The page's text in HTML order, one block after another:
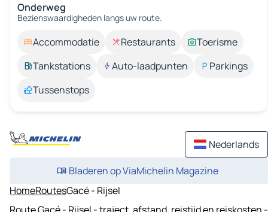
Onderweg
Bezienswaardigheden langs uw route.
Accommodatie Restaurants
Toerisme
Tankstations
Auto-laadpunten
Parkings
Tussenstops
Nederlands
Bladeren op ViaMichelin Magazine
HomeRoutesGacé - Rijsel